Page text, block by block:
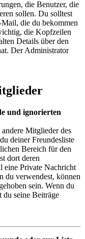
die Benutzer, die
sollen. Du solltest
die du bekommen
die Kopfzeilen
Details über den
Der Administrator
und ignorierten
Mitglieder des
deiner Freundesliste
Bereich für den
dort deren
eine Private Nachricht
du verwendest, können
sein. Wenn du
du seine Beiträge